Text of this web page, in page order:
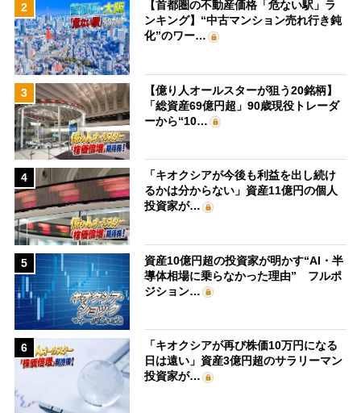
2
【首都圏の不動産価格「危ない駅」ラ
ンキング】“中古マンション売れ行き鈍
化”のワー…
3
【億り人オールスターが狙う20銘柄】
「総資産69億円超」90歳現役トレーダ
ーから“10…
4
「キオクシアが今後も利益を出し続け
るかは分からない」資産11億円の個人
投資家が…
5
資産10億円超の投資家が明かす“AI・半
導体相場に乗らなかった理由” フルポ
ジション…
6
「キオクシアが再び株価10万円になる
日は遠い」資産3億円超のサラリーマン
投資家が…